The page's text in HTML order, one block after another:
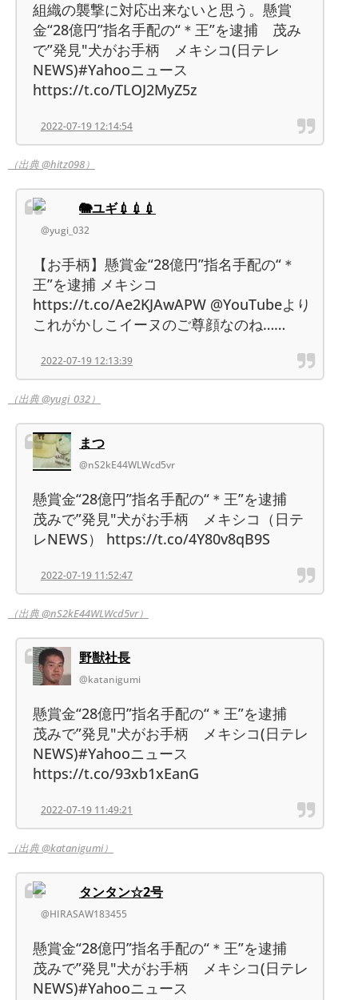
組織の襲撃に対応出来ないと思う。懸賞
金“28億円”指名手配の“＊王”を逮捕 茂み
で”発見"犬がお手柄 メキシコ(日テレ
NEWS)#Yahooニュース
https://t.co/TLOJ2MyZ5z
2022-07-19 12:14:54
（出典 @hitz098）
🐘ユギ💉💉💉
@yugi_032
【お手柄】懸賞金“28億円”指名手配の“＊
王”を逮捕 メキシコ
https://t.co/Ae2KJAwAPW @YouTubeより
これがかしこイーヌのご尊顔なのね……
2022-07-19 12:13:39
（出典 @yugi_032）
まつ
@nS2kE44WLWcd5vr
懸賞金“28億円”指名手配の“＊王”を逮捕
茂みで”発見"犬がお手柄 メキシコ（日テ
レNEWS） https://t.co/4Y80v8qB9S
2022-07-19 11:52:47
（出典 @nS2kE44WLWcd5vr）
野獣社長
@katanigumi
懸賞金“28億円”指名手配の“＊王”を逮捕
茂みで”発見"犬がお手柄 メキシコ(日テレ
NEWS)#Yahooニュース
https://t.co/93xb1xEanG
2022-07-19 11:49:21
（出典 @katanigumi）
タンタン☆2号
@HIRASAW183455
懸賞金“28億円”指名手配の“＊王”を逮捕
茂みで”発見"犬がお手柄 メキシコ(日テレ
NEWS)#Yahooニュース